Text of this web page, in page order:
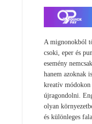
A mignonokból
csoki, eper és
esemény
hanem azoknak
kreatív módokon
újragondolni.
olyan
és különleges